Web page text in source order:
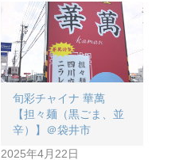
旬彩チャイナ 華萬
【担々麺（黒ごま、並
辛）】＠袋井市
2025年4月22日